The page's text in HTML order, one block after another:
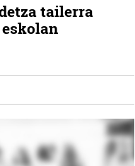
tailerra